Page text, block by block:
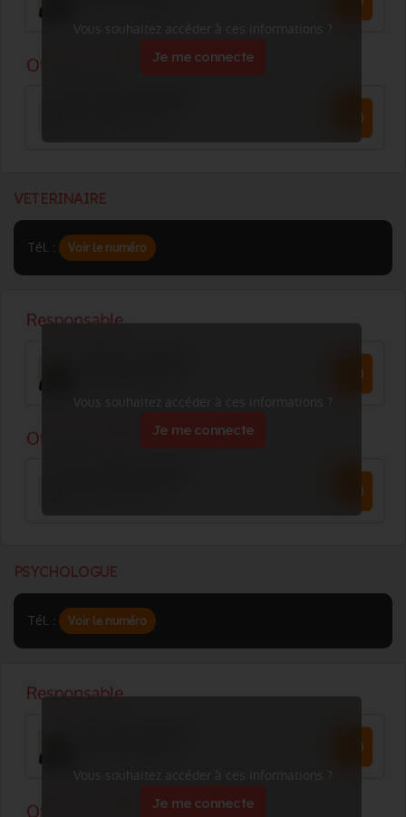
Vous souhaitez accéder à ces informations ?
Je me connecte
VETERINAIRE
Tél. : Voir le numéro
Vous souhaitez accéder à ces informations ?
Je me connecte
PSYCHOLOGUE
Tél. : Voir le numéro
Vous souhaitez accéder à ces informations ?
Je me connecte